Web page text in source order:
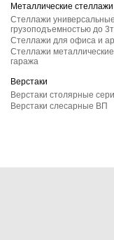
Металлические стеллажи
Стеллажи
грузоподъемностью до
Стеллажи для офиса и
Стеллажи
гаража
Верстаки
Верстаки столярные
Верстаки слесарные ВП